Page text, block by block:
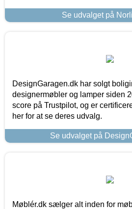
Se udvalget på
DesignGaragen.dk har solgt
designermøbler og lamper siden
score på Trustpilot, og er
her for at se deres udvalg.
Se udvalget på
Møblér.dk sælger alt inden for